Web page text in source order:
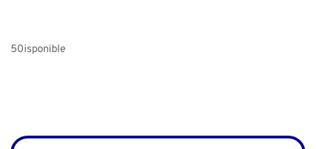
50isponible